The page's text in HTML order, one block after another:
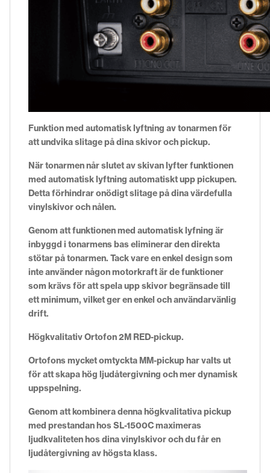
Funktion med automatisk lyftning av tonarmen för
att undvika slitage på dina skivor och pickup.
När tonarmen når slutet av skivan lyfter funktionen
med automatisk lyftning automatiskt upp pickupen.
Detta förhindrar onödigt slitage på dina värdefulla
vinylskivor och nålen.
Genom att funktionen med automatisk lyfning är
inbyggd i tonarmens bas eliminerar den direkta
stötar på tonarmen. Tack vare en enkel design som
inte använder någon motorkraft är de funktioner
som krävs för att spela upp skivor begränsade till
ett minimum, vilket ger en enkel och användarvänlig
drift.
Högkvalitativ Ortofon 2M RED-pickup.
Ortofons mycket omtyckta MM-pickup har valts ut
för att skapa hög ljudåtergivning och mer dynamisk
uppspelning.
Genom att kombinera denna högkvalitativa pickup
med prestandan hos SL-1500C maximeras
ljudkvaliteten hos dina vinylskivor och du får en
ljudåtergivning av högsta klass.